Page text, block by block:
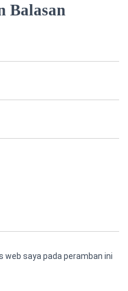
Balasan
web saya pada peramban ini